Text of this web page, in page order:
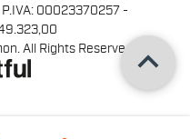
00023370257 -
All Rights Reserved
keyboard_arrow_up